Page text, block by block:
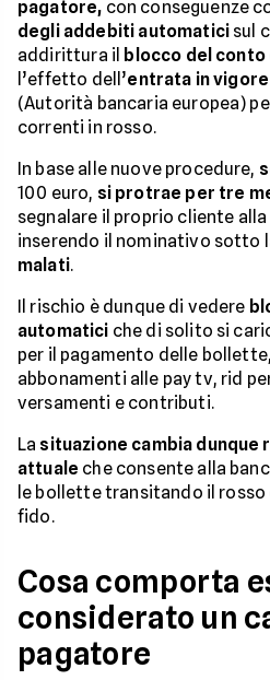
pagatore, con conseguenze
degli addebiti automatici sul
addirittura il blocco del
l’effetto dell’entrata in
(Autorità bancaria europea)
correnti in rosso.
In base alle nuove procedure,
100 euro, si protrae per tre
segnalare il proprio cliente alla
inserendo il nominativo sotto
malati.
Il rischio è dunque di vedere
automatici che di solito si
per il pagamento delle
abbonamenti alle pay tv, rid
versamenti e contributi.
La situazione cambia
attuale che consente alla
le bollette transitando il
fido.
Cosa comporta
considerato un
pagatore